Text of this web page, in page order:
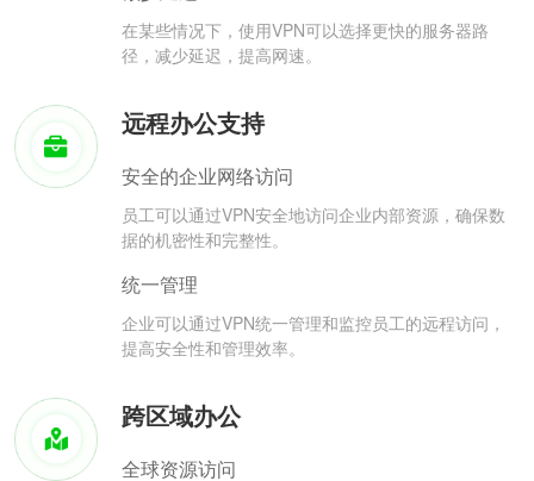
在某些情况下，使用VPN可以选择更快的服务器路
径，减少延迟，提高网速。
远程办公支持
安全的企业网络访问
员工可以通过VPN安全地访问企业内部资源，确保数
据的机密性和完整性。
统一管理
企业可以通过VPN统一管理和监控员工的远程访问，
提高安全性和管理效率。
跨区域办公
全球资源访问